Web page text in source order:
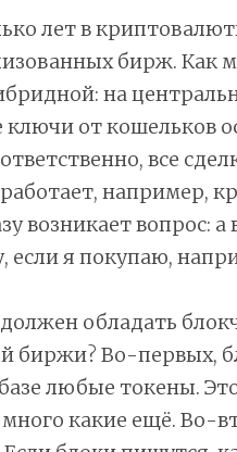
лет в
бирж. Как
на
ключи от кошельков
все
например,
возникает вопрос:
если я покупаю,
обладать
биржи? Во-первых,
любые токены.
много какие ещё. Во-